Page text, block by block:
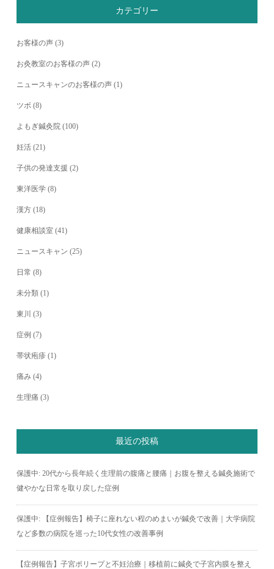
カテゴリー
お客様の声 (3)
お灸教室のお客様の声 (2)
ニュースキャンのお客様の声 (1)
ツボ (8)
よもぎ鍼灸院 (100)
妊活 (21)
子供の発達支援 (2)
東洋医学 (8)
漢方 (18)
健康相談室 (41)
ニュースキャン (25)
日常 (8)
未分類 (1)
東川 (3)
症例 (7)
帯状疱疹 (1)
痛み (4)
生理痛 (3)
最近の投稿
保護中: 20代から長年続く生理前の腹痛と腰痛｜お腹を整える鍼灸施術で
健やかな日常を取り戻した症例
保護中: 【症例報告】椅子に座れない程のめまいが鍼灸で改善｜大学病院
など多数の病院を巡った10代女性の改善事例
【症例報告】子宮ポリープと不妊治療｜移植前に鍼灸で子宮内膜を整え